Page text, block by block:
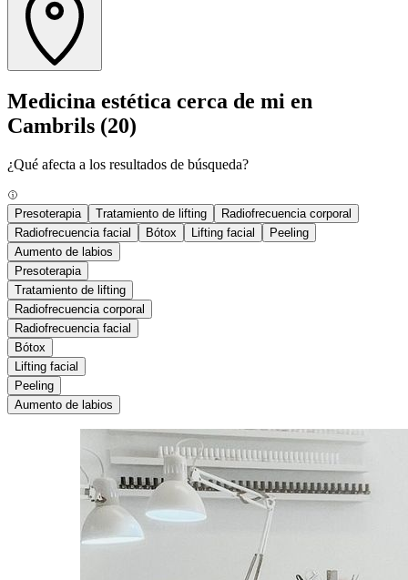
Medicina estética cerca de mi en
Cambrils (20)
¿Qué afecta a los resultados de búsqueda?
Presoterapia Tratamiento de lifting
Radiofrecuencia corporal
Radiofrecuencia facial
Bótox Lifting facial
Peeling
Aumento de labios
Presoterapia
Tratamiento de lifting
Radiofrecuencia corporal
Radiofrecuencia facial
Bótox
Lifting facial
Peeling
Aumento de labios